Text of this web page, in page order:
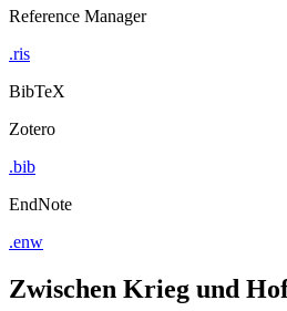
Reference Manager
.ris
BibTeX
Zotero
.bib
EndNote
.enw
Zwischen Krieg und